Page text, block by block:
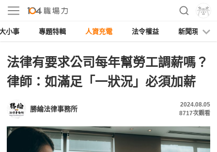
小事 專題特輯 人資充電 法令權益 新聞現場
法律有要求公司每年幫勞工調薪嗎？
律師：如滿足「一狀況」必須加薪
勝綸法律事務所
2024.08.05
8717次觀看